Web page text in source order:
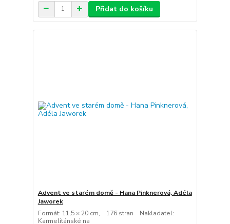
Přidat do košíku
Advent ve starém domě - Hana Pinknerová, Adéla
Jaworek
Formát: 11,5 × 20 cm, 176 stran Nakladatel:
Karmelitánské na